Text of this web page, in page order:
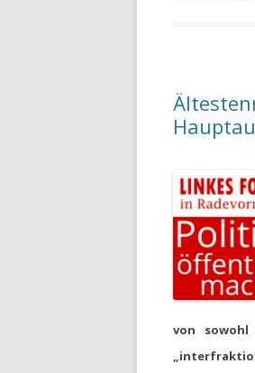
von sowohl